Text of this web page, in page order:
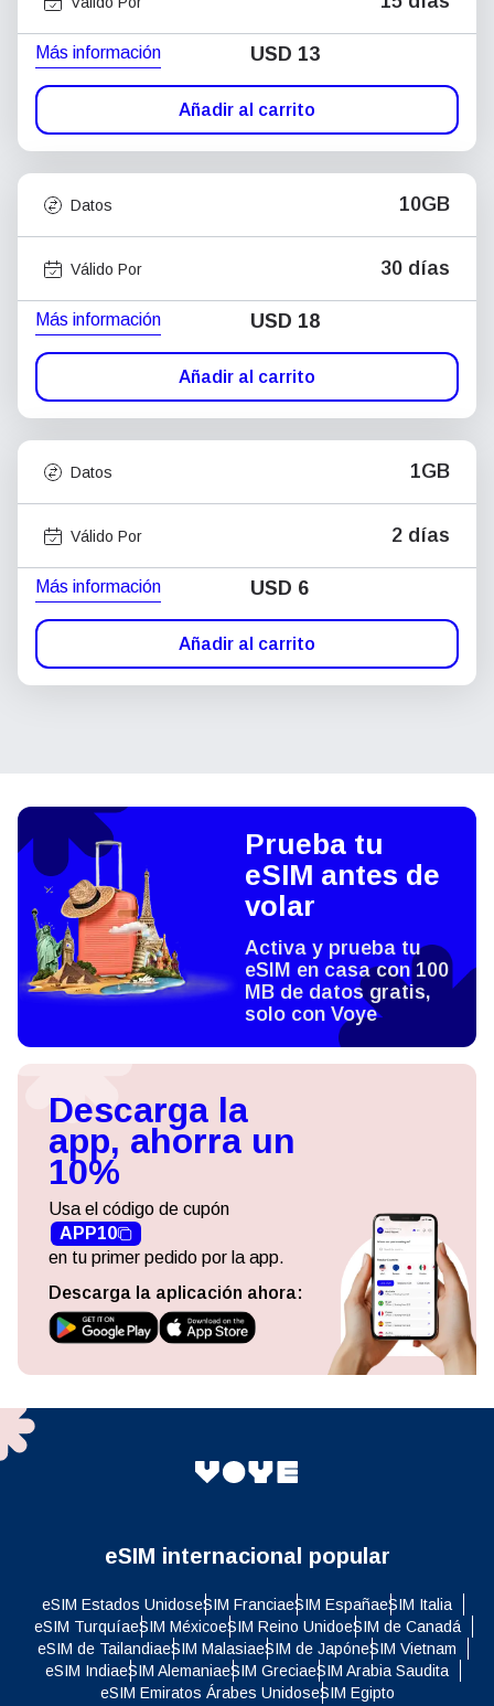
Más información USD 13
Añadir al carrito
Datos 10GB
Válido Por 30 días
Más información USD 18
Añadir al carrito
Datos 1GB
Válido Por 2 días
Más información USD 6
Añadir al carrito
Prueba tu
eSIM antes de
volar
Activa y prueba tu
eSIM en casa con 100
MB de datos gratis,
solo con Voye
Descarga la
app, ahorra un
10%
Usa el código de cupón
APP10
en tu primer pedido por la app.
Descarga la aplicación ahora:
eSIM internacional popular
eSIM Estados UnidoseSIM FranciaeSIM EspañaeSIM Italia
eSIM TurquíaeSIM MéxicoeSIM Reino UnidoeSIM de Canadá
eSIM de TailandiaeSIM MalasiaeSIM de JapóneSIM Vietnam
eSIM IndiaeSIM AlemaniaeSIM GreciaeSIM Arabia Saudita
eSIM Emiratos Árabes UnidoseSIM Egipto